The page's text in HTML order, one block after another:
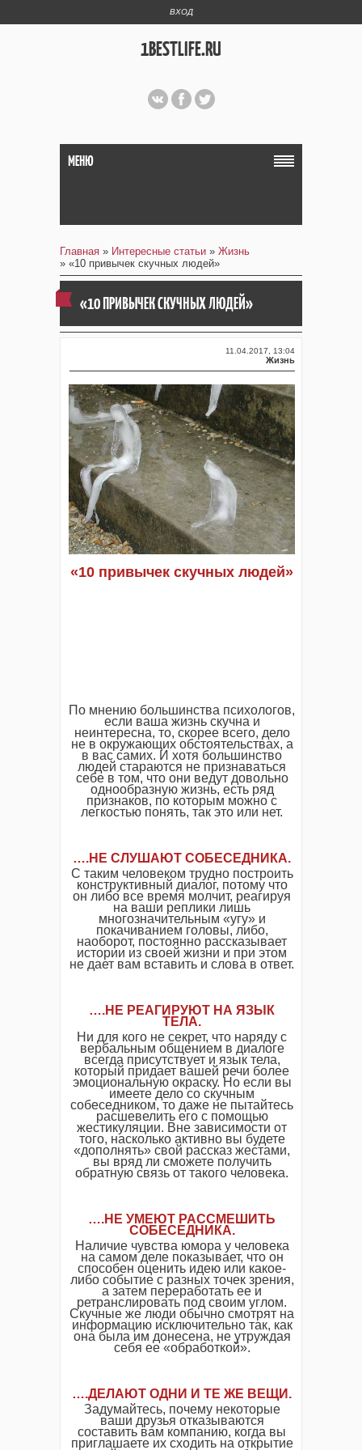
ВХОД
1BESTLIFE.RU
МЕНЮ
Главная » Интересные статьи » Жизнь
» «10 привычек скучных людей»
«10 ПРИВЫЧЕК СКУЧНЫХ ЛЮДЕЙ»
11.04.2017, 13:04
Жизнь
«10 привычек скучных людей»
По мнению большинства психологов,
если ваша жизнь скучна и
неинтересна, то, скорее всего, дело
не в окружающих обстоятельствах, а
в вас самих. И хотя большинство
людей стараются не признаваться
себе в том, что они ведут довольно
однообразную жизнь, есть ряд
признаков, по которым можно с
легкостью понять, так это или нет.
….НЕ СЛУШАЮТ СОБЕСЕДНИКА.
С таким человеком трудно построить
конструктивный диалог, потому что
он либо все время молчит, реагируя
на ваши реплики лишь
многозначительным «угу» и
покачиванием головы, либо,
наоборот, постоянно рассказывает
истории из своей жизни и при этом
не дает вам вставить и слова в ответ.
….НЕ РЕАГИРУЮТ НА ЯЗЫК
ТЕЛА.
Ни для кого не секрет, что наряду с
вербальным общением в диалоге
всегда присутствует и язык тела,
который придает вашей речи более
эмоциональную окраску. Но если вы
имеете дело со скучным
собеседником, то даже не пытайтесь
расшевелить его с помощью
жестикуляции. Вне зависимости от
того, насколько активно вы будете
«дополнять» свой рассказ жестами,
вы вряд ли сможете получить
обратную связь от такого человека.
….НЕ УМЕЮТ РАССМЕШИТЬ
СОБЕСЕДНИКА.
Наличие чувства юмора у человека
на самом деле показывает, что он
способен оценить идею или какое-
либо событие с разных точек зрения,
а затем переработать ее и
ретранслировать под своим углом.
Скучные же люди обычно смотрят на
информацию исключительно так, как
она была им донесена, не утруждая
себя ее «обработкой».
….ДЕЛАЮТ ОДНИ И ТЕ ЖЕ ВЕЩИ.
Задумайтесь, почему некоторые
ваши друзья отказываются
составить вам компанию, когда вы
приглашаете их сходить на открытие